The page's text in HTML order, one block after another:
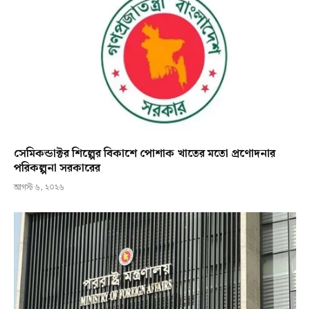
সেমিকন্ডাক্টর শিল্পের বিকাশে পোশাক খাতের মতো প্রণোদনার
পরিকল্পনা সরকারের
আগস্ট ৬, ২০২৬